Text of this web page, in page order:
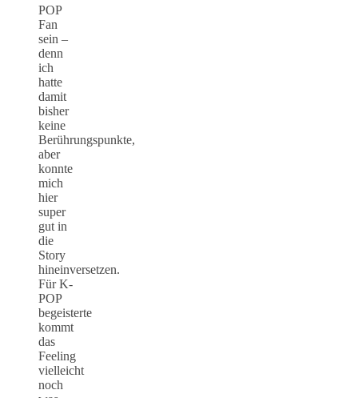
POP
Fan
sein –
denn
ich
hatte
damit
bisher
keine
Berührungspunkte,
aber
konnte
mich
hier
super
gut in
die
Story
hineinversetzen.
Für K-
POP
begeisterte
kommt
das
Feeling
vielleicht
noch